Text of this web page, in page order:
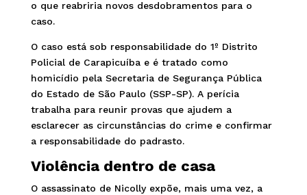
o que reabriria novos desdobramentos para o
caso.
O caso está sob responsabilidade do 1º Distrito
Policial de Carapicuíba e é tratado como
homicídio pela Secretaria de Segurança Pública
do Estado de São Paulo (SSP-SP). A perícia
trabalha para reunir provas que ajudem a
esclarecer as circunstâncias do crime e confirmar
a responsabilidade do padrasto.
Violência dentro de casa
O assassinato de Nicolly expõe, mais uma vez, a